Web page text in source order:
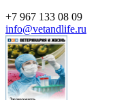
+7 967 133 08 09
info@vetandlife.ru